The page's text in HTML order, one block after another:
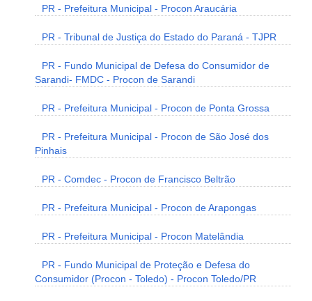
PR - Prefeitura Municipal - Procon Araucária
PR - Tribunal de Justiça do Estado do Paraná - TJPR
PR - Fundo Municipal de Defesa do Consumidor de
Sarandi- FMDC - Procon de Sarandi
PR - Prefeitura Municipal - Procon de Ponta Grossa
PR - Prefeitura Municipal - Procon de São José dos
Pinhais
PR - Comdec - Procon de Francisco Beltrão
PR - Prefeitura Municipal - Procon de Arapongas
PR - Prefeitura Municipal - Procon Matelândia
PR - Fundo Municipal de Proteção e Defesa do
Consumidor (Procon - Toledo) - Procon Toledo/PR